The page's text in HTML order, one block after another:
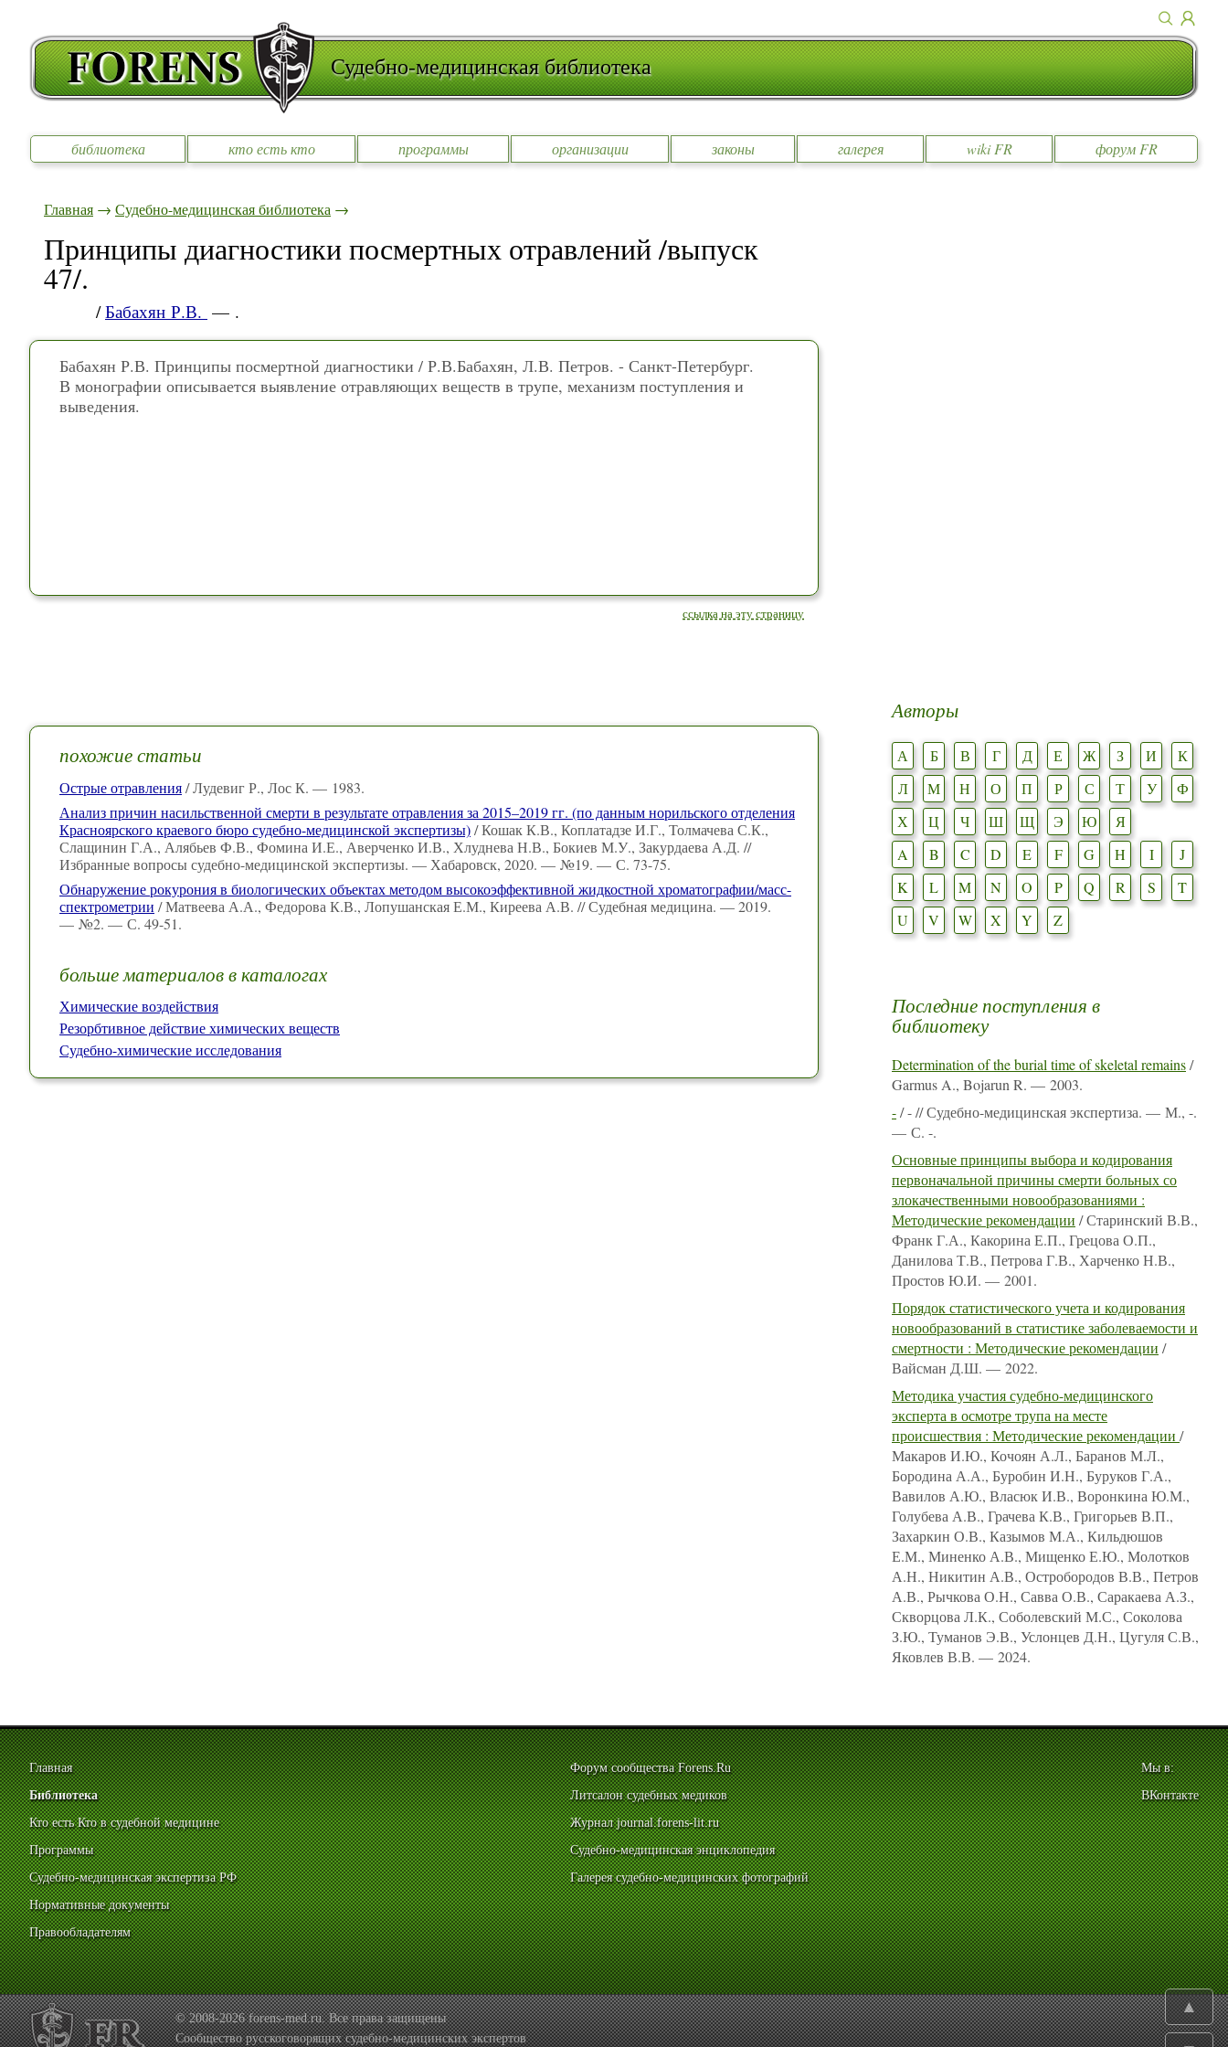
Судебно-медицинская библиотека
библиотека кто есть кто программы организации законы галерея wiki FR форум FR
Главная → Судебно-медицинская библиотека →
Принципы диагностики посмертных отравлений /выпуск
47/.
/Бабахян Р.В. — .
Бабахян Р.В. Принципы посмертной диагностики / Р.В.Бабахян, Л.В. Петров. - Санкт-Петербург.
В монографии описывается выявление отравляющих веществ в трупе, механизм поступления и
выведения.
ссылка на эту страницу
похожие статьи
Острые отравления/ Лудевиг Р., Лос К. — 1983.
Анализ причин насильственной смерти в результате отравления за 2015–2019 гг. (по данным норильского отделения
Красноярского краевого бюро судебно-медицинской экспертизы)/ Кошак К.В., Коплатадзе И.Г., Толмачева С.К.,
Слащинин Г.А., Алябьев Ф.В., Фомина И.Е., Аверченко И.В., Хлуднева Н.В., Бокиев М.У., Закурдаева А.Д. //
Избранные вопросы судебно-медицинской экспертизы. — Хабаровск, 2020. — №19. — С. 73-75.
Обнаружение рокурония в биологических объектах методом высокоэффективной жидкостной хроматографии/масс-
спектрометрии / Матвеева А.А., Федорова К.В., Лопушанская Е.М., Киреева А.В. // Судебная медицина. — 2019.
— №2. — С. 49-51.
больше материалов в каталогах
Химические воздействия
Резорбтивное действие химических веществ
Судебно-химические исследования
Авторы
А Б В Г Д Е Ж З И
К
Л
М Н О П Р С Т У
Ф
Х
Ц Ч Ш Щ Э Ю
Я
A
B C D E F G H I
J
K
L M N O P Q R S
T
U
V W X Y Z
Последние поступления в
библиотеку
Determination of the burial time of skeletal remains/
Garmus A., Bojarun R. — 2003.
-/ - // Судебно-медицинская экспертиза. — М., -.
— С. -.
Основные принципы выбора и кодирования
первоначальной причины смерти больных со
злокачественными новообразованиями :
Методические рекомендации / Старинский В.В.,
Франк Г.А., Какорина Е.П., Грецова О.П.,
Данилова Т.В., Петрова Г.В., Харченко Н.В.,
Простов Ю.И. — 2001.
Порядок статистического учета и кодирования
новообразований в статистике заболеваемости и
смертности : Методические рекомендации /
Вайсман Д.Ш. — 2022.
Методика участия судебно-медицинского
эксперта в осмотре трупа на месте
происшествия : Методические рекомендации /
Макаров И.Ю., Кочоян А.Л., Баранов М.Л.,
Бородина А.А., Буробин И.Н., Буруков Г.А.,
Вавилов А.Ю., Власюк И.В., Воронкина Ю.М.,
Голубева А.В., Грачева К.В., Григорьев В.П.,
Захаркин О.В., Казымов М.А., Кильдюшов
Е.М., Миненко А.В., Мищенко Е.Ю., Молотков
А.Н., Никитин А.В., Остробородов В.В., Петров
А.В., Рычкова О.Н., Савва О.В., Саракаева А.З.,
Скворцова Л.К., Соболевский М.С., Соколова
З.Ю., Туманов Э.В., Услонцев Д.Н., Цугуля С.В.,
Яковлев В.В. — 2024.
Главная
Библиотека
Кто есть Кто в судебной медицине
Программы
Судебно-медицинская экспертиза РФ
Нормативные документы
Правообладателям
Форум сообщества Forens.Ru
Литсалон судебных медиков
Журнал journal.forens-lit.ru
Судебно-медицинская энциклопедия
Галерея судебно-медицинских фотографий
Мы в:
ВКонтакте
© 2008-2026 forens-med.ru. Все права защищены
Сообщество русскоговорящих судебно-медицинских экспертов
▲